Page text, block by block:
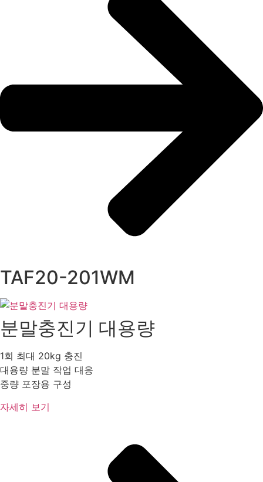
TAF20-201WM
분말충진기 대용량
1회 최대 20kg 충진
대용량 분말 작업 대응
중량 포장용 구성
자세히 보기